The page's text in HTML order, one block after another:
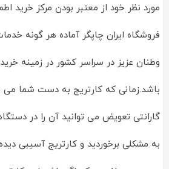
مورد نظر خود از معتبر بودن مرکز خرید
فروشگاه ایران چاپگر آماده هر گونه
وطنان عزیز در سراسر کشور در زمینه
باشد.زمانی که کارتریج به دست شما می
گارانتی تعویض می توانید آن را در
به مشکلی برخوردید و کارتریج آسیبی